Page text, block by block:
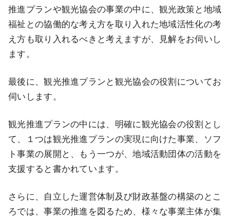
推進プランや観光協会の事業の中に、観光政策と地域
福祉との協働的な考え方を取り入れた地域活性化の考
え方も取り入れるべきと考えますが、見解をお伺いし
ます。
最後に、観光推進プランと観光協会の役割についてお
伺いします。
観光推進プランの中には、明確に観光協会の役割とし
て、１つは観光推進プランの実現に向けた事業、ソフ
ト事業の展開と、もう一つが、地域活動団体の活動を
支援すると書かれています。
さらに、自立した運営体制及び財政基盤の構築のとこ
ろでは、事業の推進を図るため、様々な事業主体が集